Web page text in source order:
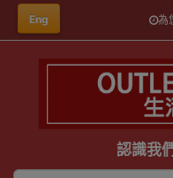
Eng 為
認識我